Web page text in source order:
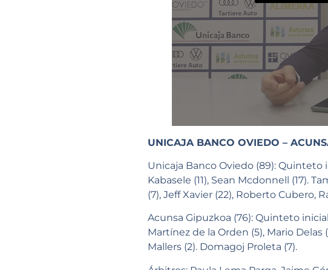
UNICAJA BANCO OVIEDO –
Unicaja Banco Oviedo (89): Quinteto
Kabasele (11), Sean Mcdonnell (17).
(7), Jeff Xavier (22), Roberto Cubero,
Acunsa Gipuzkoa (76): Quinteto
Martínez de la Orden (5), Mario Delas
Mallers (2). Domagoj Proleta (7).